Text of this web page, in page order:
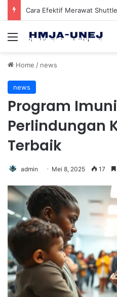
Menu
Home / news
news
Program
Perlindungan
Terbaik
admin Mei 8, 2025 17